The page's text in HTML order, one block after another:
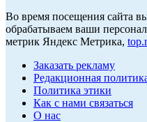
Во время посещения сайта
обрабатываем ваши
метрик Яндекс Метрика,
Заказать рекламу
Редакционная
Политика этики
Как с нами связаться
О нас